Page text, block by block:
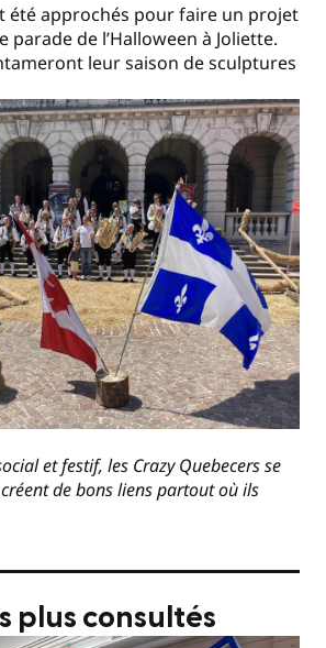
été approchés pour faire un projet
parade de l’Halloween à Joliette.
leur saison de sculptures
et festif, les Crazy Quebecers se
de bons liens partout où ils
plus consultés